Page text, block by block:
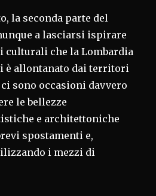
la seconda parte del
a lasciarsi ispirare
culturali che la Lombardia
è allontanato dai territori
sono occasioni davvero
le bellezze
e architettoniche
spostamenti e,
i mezzi di